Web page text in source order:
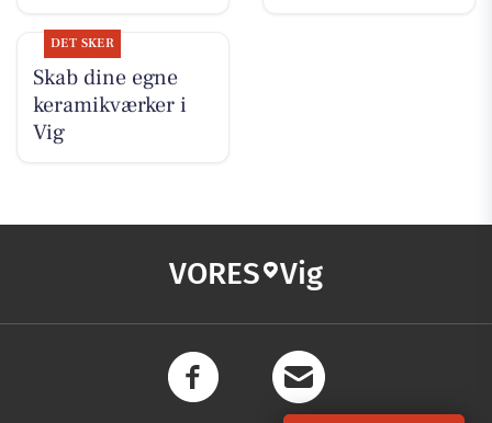
DET SKER
Skab dine egne
keramikværker i
Vig
VORES Vig